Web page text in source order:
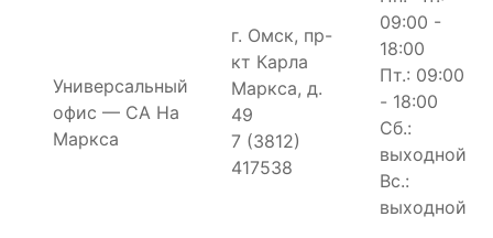
Универсальный
офис — СА На
Маркса
г. Омск, пр-
кт Карла
Маркса, д.
49
7 (3812)
417538
09:00 -
18:00
Пт.: 09:00
- 18:00
Сб.:
выходной
Вс.:
выходной